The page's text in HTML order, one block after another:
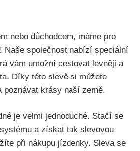
nebo důchodcem, máme pro
Naše společnost​ nabízí‍ speciální
vám umožní cestovat levněji a
Díky ‌této slevě si můžete
poznávat krásy naší země.
je velmi ⁤jednoduché. Stačí ‌se
a získat ‌tak slevovou
při nákupu ​jízdenky.​ Sleva se